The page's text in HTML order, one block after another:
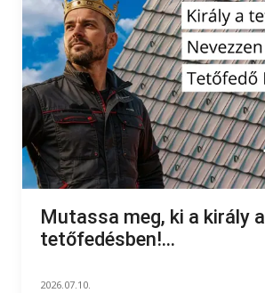
Mutassa meg, ki a király a
tetőfedésben!...
2026.07.10.